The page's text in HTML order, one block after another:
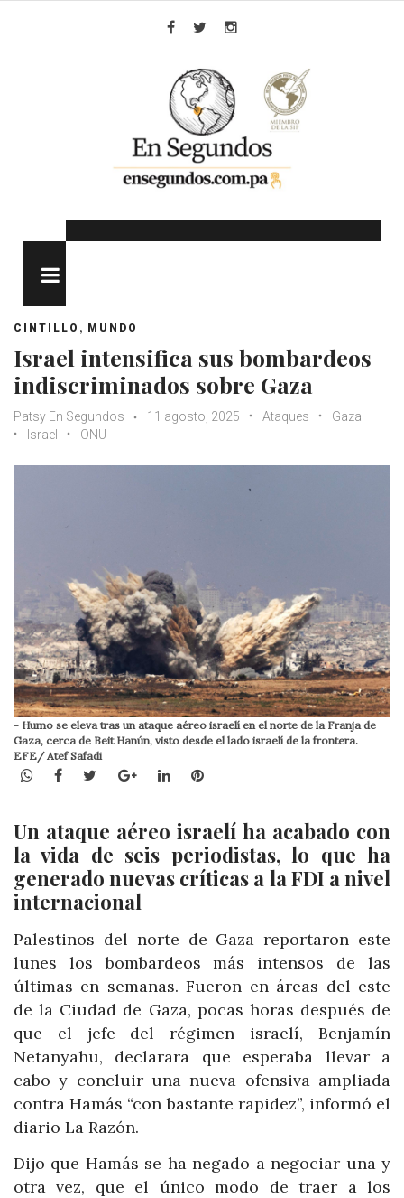
CINTILLO , MUNDO
Israel intensifica sus bombardeos
indiscriminados sobre Gaza
Patsy En Segundos 11 agosto, 2025 Ataques
Gaza
Israel
ONU
- Humo se eleva tras un ataque aéreo israelí en el norte de la Franja de
Gaza, cerca de Beit Hanún, visto desde el lado israelí de la frontera.
EFE/ Atef Safadi
WhatsApp
Facebook
TwitterGoogle+LinkedInPinterest
Un ataque aéreo israelí ha acabado con
la vida de seis periodistas, lo que ha
generado nuevas críticas a la FDI a nivel
internacional
Palestinos del norte de Gaza reportaron este
lunes los bombardeos más intensos de las
últimas en semanas. Fueron en áreas del este
de la Ciudad de Gaza, pocas horas después de
que el jefe del régimen israelí, Benjamín
Netanyahu, declarara que esperaba llevar a
cabo y concluir una nueva ofensiva ampliada
contra Hamás “con bastante rapidez”, informó el
diario La Razón.
Dijo que Hamás se ha negado a negociar una y
otra vez, que el único modo de traer a los